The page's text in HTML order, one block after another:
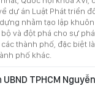
dự án Luật Phát triển
nhằm tạo lập
và đột phá cho sự
thành phố, đặc biệt là
phố khác.
TPHCM